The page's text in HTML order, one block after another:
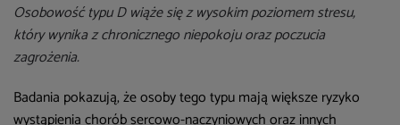
Osobowość typu D wiąże się z wysokim poziomem stresu,
który wynika z chronicznego niepokoju oraz poczucia
zagrożenia.
Badania pokazują, że osoby tego typu mają większe ryzyko